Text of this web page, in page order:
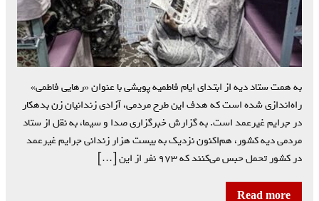
به همت ستاد دیه از ابتدای ایام فاطمیه پویشی با عنوان «رهایی فاطمی»
راه‌اندازی شده است که هدف این طرح مردمی، آزادی زندانیان زن بدهکار
در جرایم غیرعمد است. به گزارش خبرگزاری صدا و سیما، به نقل از ستاد
مردمی دیه کشور، هم‌اکنون نزدیک به بیست هزار زندانی جرایم غیرعمد
در کشور تحمل حبس می‌کنند که ۹۷۳ نفر از این […]
Read more